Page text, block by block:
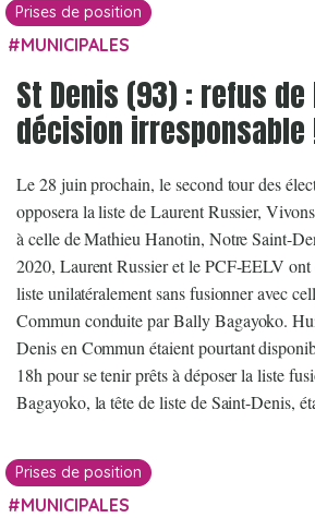
Prises de position
MUNICIPALES
St Denis (93) : refus de
décision irresponsable
Le 28 juin prochain, le second tour des
opposera la liste de Laurent Russier,
à celle de Mathieu Hanotin, Notre Saint-
2020, Laurent Russier et le PCF-EELV ont
liste unilatéralement sans fusionner avec
Commun conduite par Bally Bagayoko.
Denis en Commun étaient pourtant
18h pour se tenir prêts à déposer la liste
Bagayoko, la tête de liste de Saint-Denis,
Prises de position
MUNICIPALES